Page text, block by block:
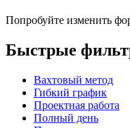
Попробуйте изменить
Быстрые
Вахтовый метод
Гибкий график
Проектная работа
Полный день